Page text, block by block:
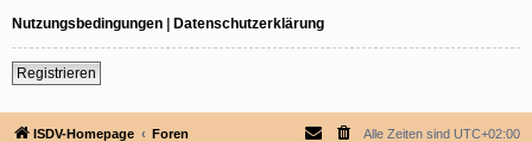
Nutzungsbedingungen | Datenschutzerklärung
Registrieren
ISDV-Homepage Foren Alle Zeiten sind UTC+02:00